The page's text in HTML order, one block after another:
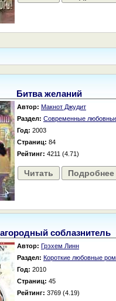
Битва желаний
Автор: Макнот Джудит
Раздел: Современные
Год: 2003
Страниц: 84
Рейтинг: 4211 (4.71)
Читать Подробнее
соблазнитель
Автор: Грэхем Линн
Раздел: Короткие любовные
Год: 2010
Страниц: 45
Рейтинг: 3769 (4.19)